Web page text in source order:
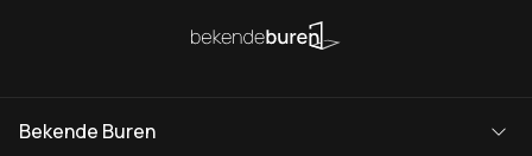
Bekende Buren